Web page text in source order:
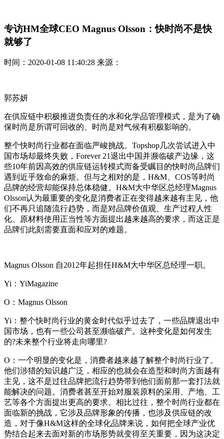
专访HM全球CEO Magnus Olsson：快时尚不是快
就够了
时间：2020-01-08 11:40:28 来源：
郭苏妍
在供应链中积极推进负责任的水和化学品管理模式，是为了确
保时尚是所谓可回收的、时尚是对气候有积极影响的。
整个快时尚行业都在面临严峻挑战。Topshop几次尝试进入中
国市场却最终失败，Forever 21退出中国并濒临破产边缘，这
些10年前因高效的供应链运转模式而备受瞩目的快时尚品牌们
遇到近乎致命的麻烦。但与之相对的是，H&M、COS等时尚
品牌的经营却能保持总体稳健。H&M大中华区总经理Magnus
Olsson认为最重要的变化是消费者正在变得越来越有主见，他
们不再只追随流行趋势，而是对品牌价值观、生产过程人性
化、原材料使用正当性等方面提出越来越高的要求，而这正是
品牌们此刻需要直面和应对的难题。
Magnus Olsson 自2012年起担任H&M大中华区总经理一职。
Yi：YiMagazine
O：Magnus Olsson
Yi：整个快时尚行业的黄金时代似乎过去了，一些品牌退出中
国市场，也有一些公司甚至濒临破产。这种变化是如何发生
的?未来整个行业将走向哪里?
O：一个明显的变化是，消费者越来越了解整个时尚行业了。
他们涉猎的知识越广泛，相应的也就会在造型和时尚方面越有
主见，这不是过往品牌把流行趋势带到他们面前那一套打法就
能解决的问题。消费者甚至开始对服装原料的采用、产地、工
艺等各个方面提出更高的要求。相比过往，整个时尚行业都在
面临新的挑战，它涉及品牌形象的传播，也涉及供应链的改
造，对于像H&M这样的全球化品牌来说，如何把全球产业优
势结合起来去面对新的市场形势就变得至关重要，因为这决定